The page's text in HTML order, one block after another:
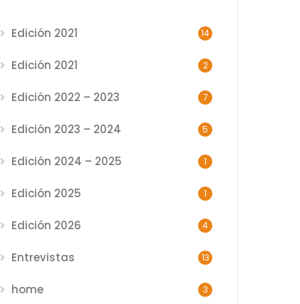
Edición 2021 14
Edición 2021 2
Edición 2022 – 2023 7
Edición 2023 – 2024 5
Edición 2024 – 2025 1
Edición 2025 1
Edición 2026 4
Entrevistas 13
home 3